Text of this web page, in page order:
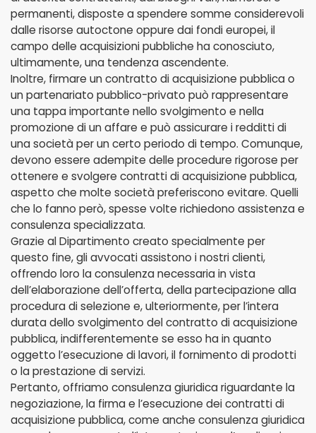
permanenti, disposte a spendere somme considerevoli
dalle risorse autoctone oppure dai fondi europei, il
campo delle acquisizioni pubbliche ha conosciuto,
ultimamente, una tendenza ascendente.
Inoltre, firmare un contratto di acquisizione pubblica o
un partenariato pubblico-privato può rappresentare
una tappa importante nello svolgimento e nella
promozione di un affare e può assicurare i redditti di
una società per un certo periodo di tempo. Comunque,
devono essere adempite delle procedure rigorose per
ottenere e svolgere contratti di acquisizione pubblica,
aspetto che molte società preferiscono evitare. Quelli
che lo fanno però, spesse volte richiedono assistenza e
consulenza specializzata.
Grazie al Dipartimento creato specialmente per
questo fine, gli avvocati assistono i nostri clienti,
offrendo loro la consulenza necessaria in vista
dell’elaborazione dell’offerta, della partecipazione alla
procedura di selezione e, ulteriormente, per l’intera
durata dello svolgimento del contratto di acquisizione
pubblica, indifferentemente se esso ha in quanto
oggetto l’esecuzione di lavori, il fornimento di prodotti
o la prestazione di servizi.
Pertanto, offriamo consulenza giuridica riguardante la
negoziazione, la firma e l’esecuzione dei contratti di
acquisizione pubblica, come anche consulenza giuridica